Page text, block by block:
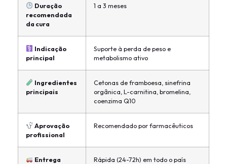
Duração
recomendada
da cura
1 a 3 meses
Indicação
principal
Suporte à perda de peso e
metabolismo ativo
Ingredientes
principais
Cetonas de framboesa, sinefrina
orgânica, L-carnitina, bromelina,
coenzima Q10
Aprovação
profissional
Recomendado por farmacêuticos
Entrega Rápida (24-72h) em todo o país